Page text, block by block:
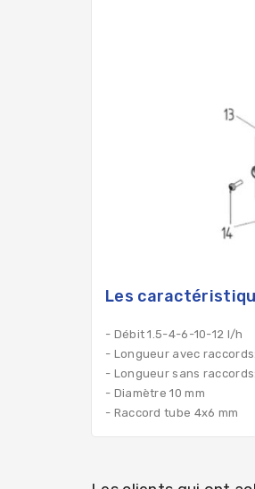
Les
- Débit 1.5-4-6-10-12 l/h
- Longueur avec
- Longueur sans raccords:
- Diamètre 10 mm
- Raccord tube 4x6 mm